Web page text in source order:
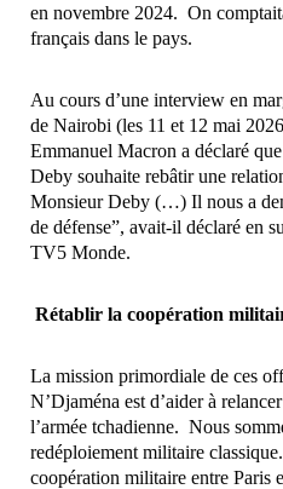
en novembre 2024. On
français dans le pays. ​
Au cours d’une interview en
de Nairobi (les 11 et 12 mai
Emmanuel Macron ​a​ déclaré
Deby souhaite rebâtir une
Monsieur Deby (…) Il nous a
de défense”, ​avait-il déclaré en
TV5 Monde​.
Rétablir la coopération
La mission primordiale de ces
N’Djaména est d’aider à
l’armée ​tchadienne. Nous
redéploiement militaire
coopération militaire entre Paris